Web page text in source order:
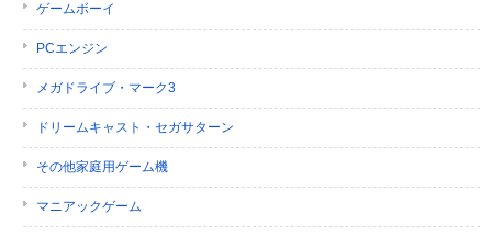
ゲームボーイ
PCエンジン
メガドライブ・マーク3
ドリームキャスト・セガサターン
その他家庭用ゲーム機
マニアックゲーム